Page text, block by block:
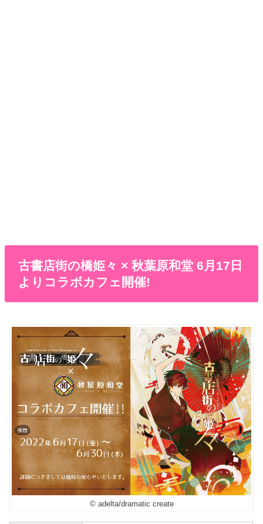
古書店街の橋姫々 × 秋葉原和堂 6月17日
よりコラボカフェ開催!
© adelta/dramatic create